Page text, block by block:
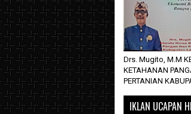
Drs. Mugito, M.M
KETAHANAN
PERTANIAN
IKLAN UCAPAN